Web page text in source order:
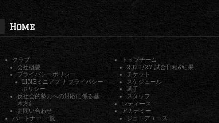
Home
クラブ
会社概要
プライバシーポリシー
LINEミニアプリ プライバシー
ポリシー
反社会的勢力への対応に係る基
本方針
お問い合わせ
パートナー 一覧
トップチーム
2026/27 試合日程&結果
チケット
スケジュール
選手
スタッフ
レディース
アカデミー
ジュニアユース